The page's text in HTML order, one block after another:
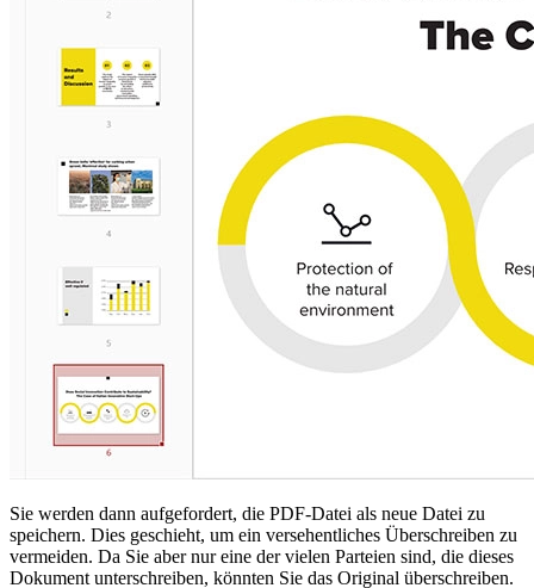
Sie werden dann aufgefordert, die PDF-Datei als neue Datei zu
speichern. Dies geschieht, um ein versehentliches Überschreiben zu
vermeiden. Da Sie aber nur eine der vielen Parteien sind, die dieses
Dokument unterschreiben, könnten Sie das Original überschreiben.